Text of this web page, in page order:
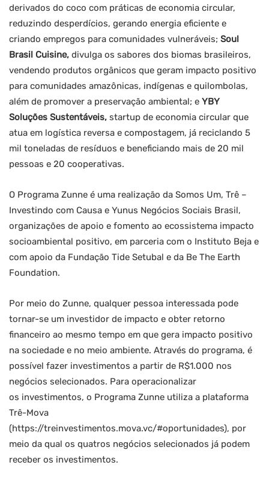
derivados do coco com práticas de economia circular,
reduzindo desperdícios, gerando energia eficiente e
criando empregos para comunidades vulneráveis; Soul
Brasil Cuisine, divulga os sabores dos biomas brasileiros,
vendendo produtos orgânicos que geram impacto positivo
para comunidades amazônicas, indígenas e quilombolas,
além de promover a preservação ambiental; e YBY
Soluções Sustentáveis, startup de economia circular que
atua em logística reversa e compostagem, já reciclando 5
mil toneladas de resíduos e beneficiando mais de 20 mil
pessoas e 20 cooperativas.
O Programa Zunne é uma realização da Somos Um, Trê –
Investindo com Causa e Yunus Negócios Sociais Brasil,
organizações de apoio e fomento ao ecossistema impacto
socioambiental positivo, em parceria com o Instituto Beja e
com apoio da Fundação Tide Setubal e da Be The Earth
Foundation.
Por meio do Zunne, qualquer pessoa interessada pode
tornar-se um investidor de impacto e obter retorno
financeiro ao mesmo tempo em que gera impacto positivo
na sociedade e no meio ambiente. Através do programa, é
possível fazer investimentos a partir de R$1.000 nos
negócios selecionados. Para operacionalizar
os investimentos, o Programa Zunne utiliza a plataforma
Trê-Mova
(https://treinvestimentos.mova.vc/#oportunidades), por
meio da qual os quatros negócios selecionados já podem
receber os investimentos.